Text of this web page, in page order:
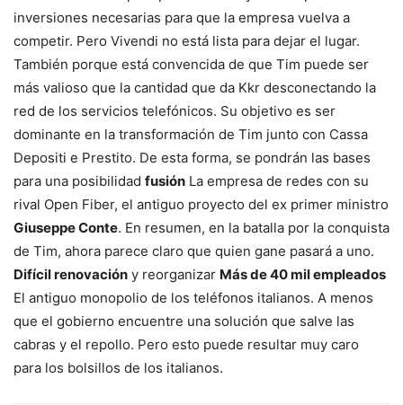
inversiones necesarias para que la empresa vuelva a
competir. Pero Vivendi no está lista para dejar el lugar.
También porque está convencida de que Tim puede ser
más valioso que la cantidad que da Kkr desconectando la
red de los servicios telefónicos. Su objetivo es ser
dominante en la transformación de Tim junto con Cassa
Depositi e Prestito. De esta forma, se pondrán las bases
para una posibilidad fusión La empresa de redes con su
rival Open Fiber, el antiguo proyecto del ex primer ministro
Giuseppe Conte. En resumen, en la batalla por la conquista
de Tim, ahora parece claro que quien gane pasará a uno.
Difícil renovación y reorganizar Más de 40 mil empleados
El antiguo monopolio de los teléfonos italianos. A menos
que el gobierno encuentre una solución que salve las
cabras y el repollo. Pero esto puede resultar muy caro
para los bolsillos de los italianos.